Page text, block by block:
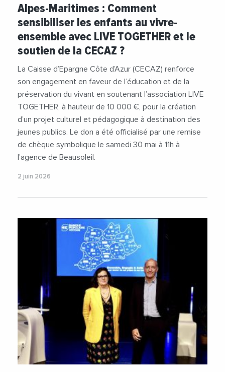
#Jeunesse
#Social
Alpes-Maritimes : Comment
sensibiliser les enfants au vivre-
ensemble avec LIVE TOGETHER et le
soutien de la CECAZ ?
La Caisse d’Epargne Côte d’Azur (CECAZ) renforce
son engagement en faveur de l’éducation et de la
préservation du vivant en soutenant l’association LIVE
TOGETHER, à hauteur de 10 000 €, pour la création
d’un projet culturel et pédagogique à destination des
jeunes publics. Le don a été officialisé par une remise
de chèque symbolique le samedi 30 mai à 11h à
l’agence de Beausoleil.
2 juin 2026